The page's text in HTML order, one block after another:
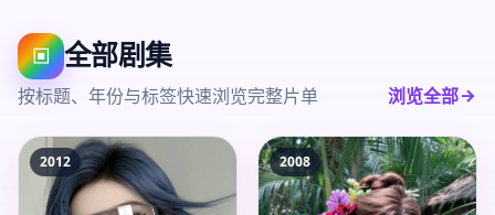
▣ 全部剧集
按标题、年份与标签快速浏览完整片单 浏览全部
2012 2008